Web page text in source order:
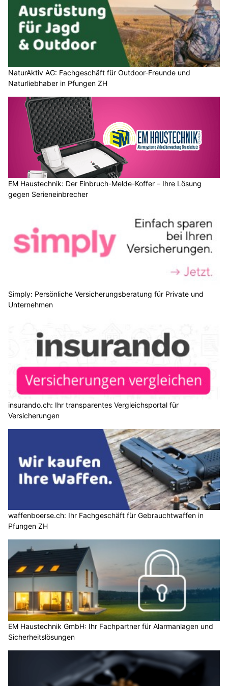
NaturAktiv AG: Fachgeschäft für Outdoor-Freunde und
Naturliebhaber in Pfungen ZH
EM Haustechnik: Der Einbruch-Melde-Koffer – Ihre Lösung
gegen Serieneinbrecher
Simply: Persönliche Versicherungsberatung für Private und
Unternehmen
insurando.ch: Ihr transparentes Vergleichsportal für
Versicherungen
waffenboerse.ch: Ihr Fachgeschäft für Gebrauchtwaffen in
Pfungen ZH
EM Haustechnik GmbH: Ihr Fachpartner für Alarmanlagen und
Sicherheitslösungen